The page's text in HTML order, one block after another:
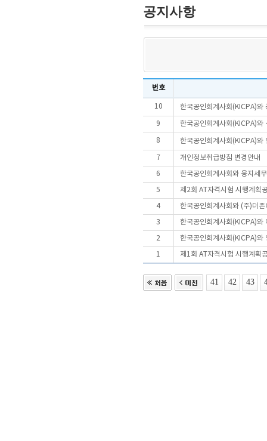
공지사항
번호
10 한국공인회계사회(KICPA)와
9 한국공인회계사회(KICPA)와
8 한국공인회계사회(KICPA)와
7 개인정보취급방침 변경안내
6 한국공인회계사회와 웅지세
5 제2회 AT자격시험 시행계획
4 한국공인회계사회와 (주)더
3 한국공인회계사회(KICPA)와
2 한국공인회계사회(KICPA)와
1 제1회 AT자격시험 시행계획
41 42 43